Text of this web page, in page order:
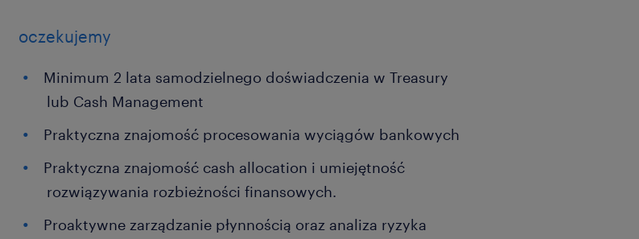
oczekujemy
Minimum 2 lata samodzielnego doświadczenia w Treasury
lub Cash Management
Praktyczna znajomość procesowania wyciągów bankowych
Praktyczna znajomość cash allocation i umiejętność
rozwiązywania rozbieżności finansowych.
Proaktywne zarządzanie płynnością oraz analiza ryzyka